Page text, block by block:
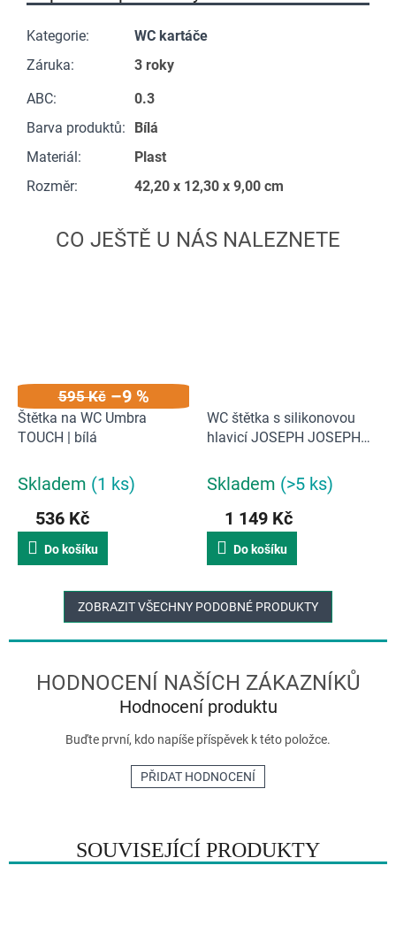
SOUVISEJÍCÍ PRODUKTY
Kategorie:
WC kartáče
Záruka:
3 roky
ABC:
0.3
Barva produktů:
Bílá
Materiál :
Plast
Rozměr: 42,20 x 12,30 x 9,00 cm
595 Kč –9 %
Štětka na WC Umbra
TOUCH | bílá
Skladem (1 ks)
536 Kč
Do košíku
WC štětka s silikonovou
hlavicí JOSEPH JOSEPH
Skladem (>5 ks)
1 149 Kč
Do košíku
ZOBRAZIT VŠECHNY PODOBNÉ PRODUKTY
Hodnocení produktu
Buďte první, kdo napíše příspěvek k této položce.
PŘIDAT HODNOCENÍ